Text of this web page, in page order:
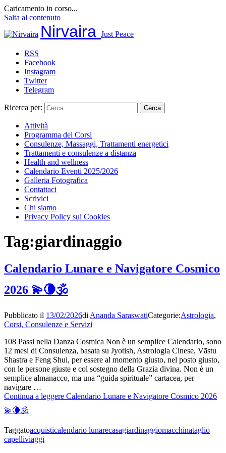
Caricamento in corso...
Salta al contenuto
Nirvaira Just Peace
RSS
Facebook
Instagram
Twitter
Telegram
Ricerca per:
Attività
Programma dei Corsi
Consulenze, Massaggi, Trattamenti energetici
Trattamenti e consulenze a distanza
Health and wellness
Calendario Eventi 2025/2026
Galleria Fotografica
Contattaci
Scrivici
Chi siamo
Privacy Policy sui Cookies
Tag:giardinaggio
Calendario Lunare e Navigatore Cosmico
2026 💫🌘🕉
Pubblicato il 13/02/2026di Ananda SaraswatiCategorie:Astrologia,
Corsi, Consulenze e Servizi
108 Passi nella Danza Cosmica Non è un semplice Calendario, sono
12 mesi di Consulenza, basata su Jyotish, Astrologia Cinese, Vāstu
Shastra e Feng Shui, per essere al momento giusto, nel posto giusto,
con le persone giuste e col sostegno della Grazia divina. Non è un
semplice almanacco, ma una “guida spirituale” cartacea, per
navigare …
Continua a leggere Calendario Lunare e Navigatore Cosmico 2026
💫🌘🕉
Taggatoacquisticalendario lunarecasagiardinaggiomacchinataglio
capelliviaggi